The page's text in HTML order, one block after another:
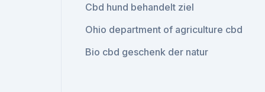
Cbd hund behandelt ziel
Ohio department of agriculture cbd
Bio cbd geschenk der natur